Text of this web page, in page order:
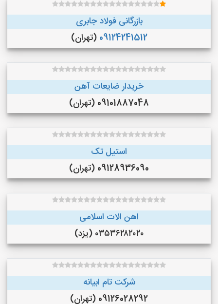
بازرگانی فولاد جابری
09124241512 (تهران)
خریدار ضایعات آهن
09101887048 (تهران)
استیل تک
09128936090 (تهران)
اهن الات اسلامی
۰۳۵۳۶۲۸۲۰۲۰ (یزد)
شرکت تام ابیانه
09126028292 (تهران)